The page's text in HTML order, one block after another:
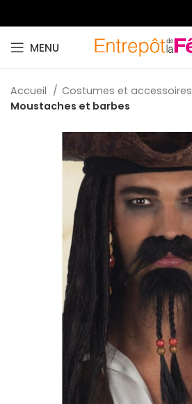
MENU
Accueil
Costumes et accessoires
Moustaches et barbes